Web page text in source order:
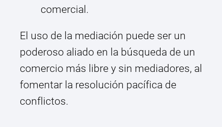
comercial.
El uso de la mediación puede ser un
poderoso aliado en la búsqueda de un
comercio más libre y sin mediadores, al
fomentar la resolución pacífica de
conflictos.